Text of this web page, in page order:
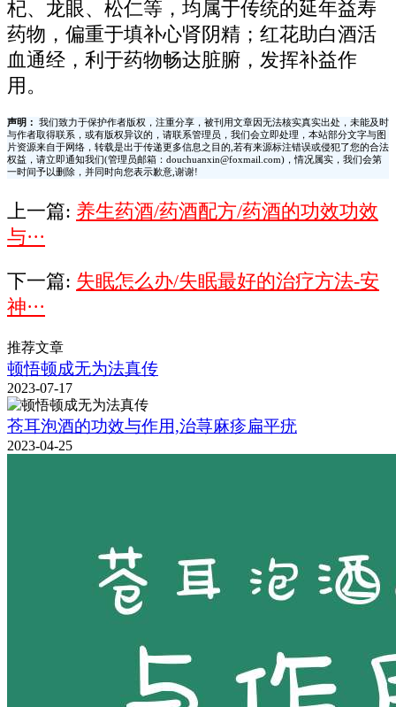
杞、龙眼、松仁等，均属于传统的延年益寿
药物，偏重于填补心肾阴精；红花助白酒活
血通经，利于药物畅达脏腑，发挥补益作
用。
声明：
我们致力于保护作者版权，注重分享，被刊用文章因无法核实真实出处，未能及时
与作者取得联系，或有版权异议的，请联系管理员，我们会立即处理，本站部分文字与图
片资源来自于网络，转载是出于传递更多信息之目的,若有来源标注错误或侵犯了您的合法
权益，请立即通知我们(管理员邮箱：douchuanxin@foxmail.com)，情况属实，我们会第
一时间予以删除，并同时向您表示歉意,谢谢!
上一篇: 养生药酒/药酒配方/药酒的功效功效
与···
下一篇: 失眠怎么办/失眠最好的治疗方法-安
神···
推荐文章
顿悟顿成无为法真传
2023-07-17
苍耳泡酒的功效与作用,治荨麻疹扁平疣
2023-04-25